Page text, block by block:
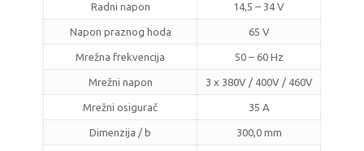
Radni napon 14,5 – 34 V
Napon praznog hoda 65 V
Mrežna frekvencija 50 – 60 Hz
Mrežni napon 3 x 380V / 400V / 460V
Mrežni osigurač 35 A
Dimenzija / b 300,0 mm